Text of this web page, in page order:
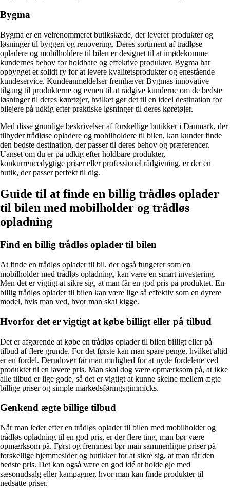
Bygma
Bygma er en velrenommeret butikskæde, der leverer produkter og
løsninger til byggeri og renovering. Deres sortiment af trådløse
opladere og mobilholdere til bilen er designet til at imødekomme
kundernes behov for holdbare og effektive produkter. Bygma har
opbygget et solidt ry for at levere kvalitetsprodukter og enestående
kundeservice. Kundeanmeldelser fremhæver Bygmas innovative
tilgang til produkterne og evnen til at rådgive kunderne om de bedste
løsninger til deres køretøjer, hvilket gør det til en ideel destination for
bilejere på udkig efter praktiske løsninger til deres køretøjer.
Med disse grundige beskrivelser af forskellige butikker i Danmark, der
tilbyder trådløse opladere og mobilholdere til bilen, kan kunder finde
den bedste destination, der passer til deres behov og præferencer.
Uanset om du er på udkig efter holdbare produkter,
konkurrencedygtige priser eller professionel rådgivning, er der en
butik, der passer perfekt til dig.
Guide til at finde en billig trådløs oplader
til bilen med mobilholder og trådløs
opladning
Find en billig trådløs oplader til bilen
At finde en trådløs oplader til bil, der også fungerer som en
mobilholder med trådløs opladning, kan være en smart investering.
Men det er vigtigt at sikre sig, at man får en god pris på produktet. En
billig trådløs oplader til bilen kan være lige så effektiv som en dyrere
model, hvis man ved, hvor man skal kigge.
Hvorfor det er vigtigt at købe billigt eller på tilbud
Det er afgørende at købe en trådløs oplader til bilen billigt eller på
tilbud af flere grunde. For det første kan man spare penge, hvilket altid
er en fordel. Derudover får man mulighed for at nyde fordelene ved
produktet til en lavere pris. Man skal dog være opmærksom på, at ikke
alle tilbud er lige gode, så det er vigtigt at kunne skelne mellem ægte
billige priser og simple markedsføringsgimmicks.
Genkend ægte billige tilbud
Når man leder efter en trådløs oplader til bilen med mobilholder og
trådløs opladning til en god pris, er der flere ting, man bør være
opmærksom på. Først og fremmest bør man sammenligne priser på
forskellige hjemmesider og butikker for at sikre sig, at man får den
bedste pris. Det kan også være en god idé at holde øje med
sæsonudsalg eller kampagner, hvor man kan finde produkter til
nedsatte priser.